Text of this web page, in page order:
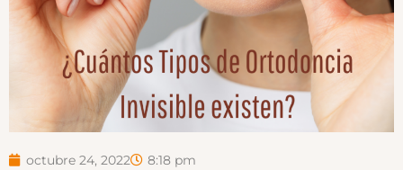
octubre 24, 2022 8:18 pm